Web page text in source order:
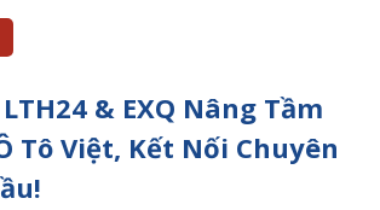
LTH24 & EXQ Nâng Tầm
Tô Việt, Kết Nối Chuyên